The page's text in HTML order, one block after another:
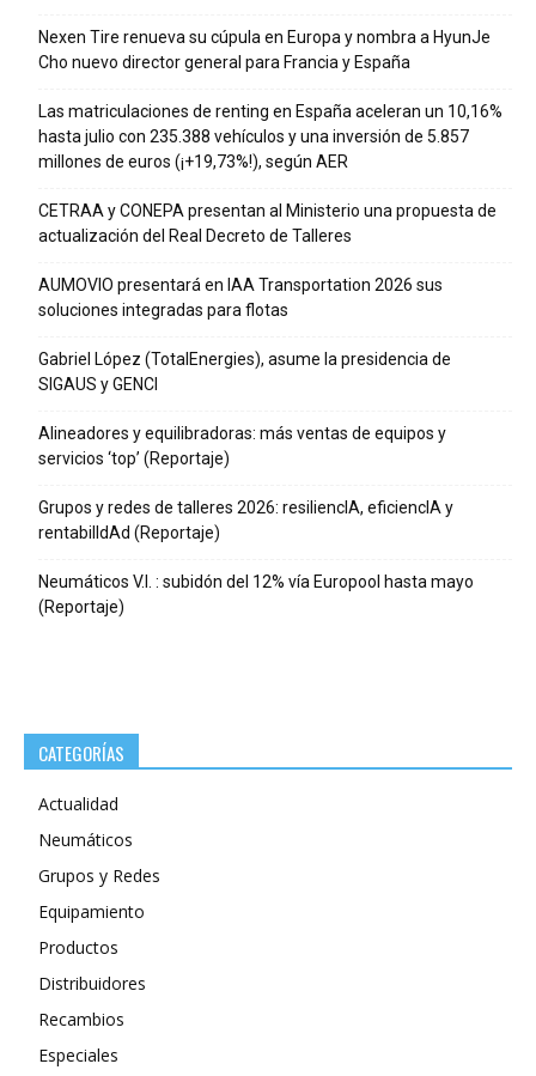
Nexen Tire renueva su cúpula en Europa y nombra a HyunJe
Cho nuevo director general para Francia y España
Las matriculaciones de renting en España aceleran un 10,16%
hasta julio con 235.388 vehículos y una inversión de 5.857
millones de euros (¡+19,73%!), según AER
CETRAA y CONEPA presentan al Ministerio una propuesta de
actualización del Real Decreto de Talleres
AUMOVIO presentará en IAA Transportation 2026 sus
soluciones integradas para flotas
Gabriel López (TotalEnergies), asume la presidencia de
SIGAUS y GENCI
Alineadores y equilibradoras: más ventas de equipos y
servicios ‘top’ (Reportaje)
Grupos y redes de talleres 2026: resiliencIA, eficiencIA y
rentabilIdAd (Reportaje)
Neumáticos V.I. : subidón del 12% vía Europool hasta mayo
(Reportaje)
CATEGORÍAS
Actualidad
Neumáticos
Grupos y Redes
Equipamiento
Productos
Distribuidores
Recambios
Especiales